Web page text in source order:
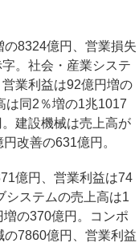
8324億円、営業損失
。社会・産業システ
業利益は92億円増の
は同2％増の1兆1017
建設機械は売上高が
改善の631億円。
億円、営業利益は74
システムの売上高は1
の370億円。コンポ
7860億円、営業利益